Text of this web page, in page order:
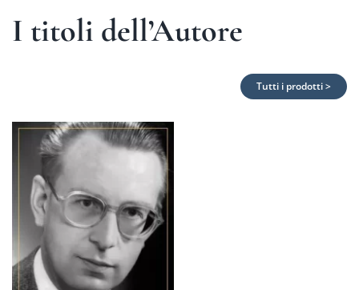
I titoli dell’Autore
Tutti i prodotti >